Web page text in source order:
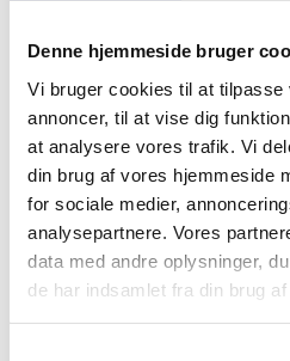
Denne hjemmeside bruger
Vi bruger cookies til at tilpasse
annoncer, til at vise dig
at analysere vores trafik. Vi
din brug af vores hjemmeside
for sociale medier,
analysepartnere. Vores
data med andre oplysninger,
de har indsamlet fra din brug
Final report
Behandling af data og
Klagevejledning
Har du spørgsmål til
Bevillingsenheden
Har du spørgsmål vedr.